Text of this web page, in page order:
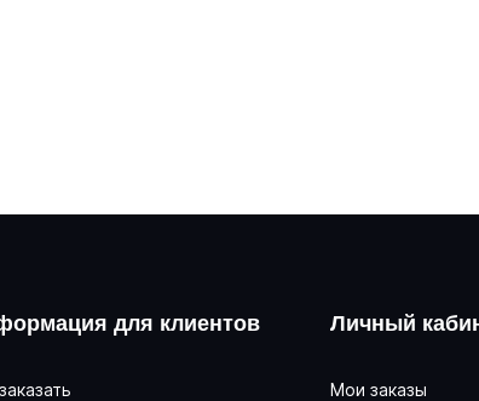
для клиентов Личный
Мои заказы